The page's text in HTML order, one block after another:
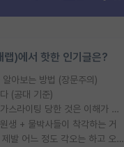
랩)에서 핫한 인기글은?
아보는 방법 (장문주의)
(공대 기준)
대학원생들 교수에게 가스라이팅 당한 것은 이해가 갑니다. 안타깝네요.
생 + 물박사들이 착각하는 거
석사입학예정생 분들! 제발 어느 정도 각오는 하고 오세요.